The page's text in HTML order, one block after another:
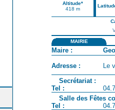
Altitude*
418 m
MAIRIE
Maire :
Adresse :
Le
Secrétariat :
Tel :
Salle des Fêtes
Tel :